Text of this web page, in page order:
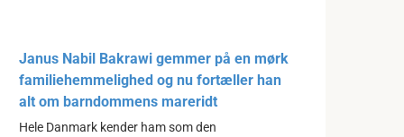
Janus Nabil Bakrawi gemmer på en mørk
familiehemmelighed og nu fortæller han
alt om barndommens mareridt
Hele Danmark kender ham som den